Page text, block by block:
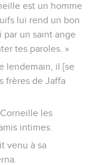
est un homme
lui rend un bon
un saint ange
tes paroles. »
lendemain, il [se
frères de Jaffa
les
intimes.
venu à sa